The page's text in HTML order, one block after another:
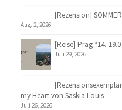
[Rezension]
Aug. 2, 2026
[Reise] Prag *14.-
Juli 29, 2026
my Heart von Saskia Louis
Juli 26, 2026